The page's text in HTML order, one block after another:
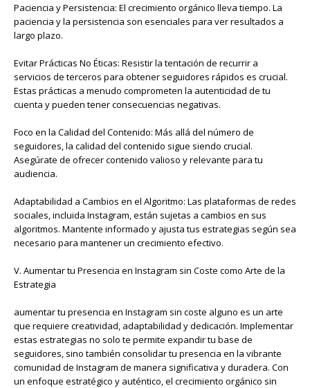
Paciencia y Persistencia: El crecimiento orgánico lleva tiempo. La
paciencia y la persistencia son esenciales para ver resultados a
largo plazo.
Evitar Prácticas No Éticas: Resistir la tentación de recurrir a
servicios de terceros para obtener seguidores rápidos es crucial.
Estas prácticas a menudo comprometen la autenticidad de tu
cuenta y pueden tener consecuencias negativas.
Foco en la Calidad del Contenido: Más allá del número de
seguidores, la calidad del contenido sigue siendo crucial.
Asegúrate de ofrecer contenido valioso y relevante para tu
audiencia.
Adaptabilidad a Cambios en el Algoritmo: Las plataformas de redes
sociales, incluida Instagram, están sujetas a cambios en sus
algoritmos. Mantente informado y ajusta tus estrategias según sea
necesario para mantener un crecimiento efectivo.
V. Aumentar tu Presencia en Instagram sin Coste como Arte de la
Estrategia
aumentar tu presencia en Instagram sin coste alguno es un arte
que requiere creatividad, adaptabilidad y dedicación. Implementar
estas estrategias no solo te permite expandir tu base de
seguidores, sino también consolidar tu presencia en la vibrante
comunidad de Instagram de manera significativa y duradera. Con
un enfoque estratégico y auténtico, el crecimiento orgánico sin